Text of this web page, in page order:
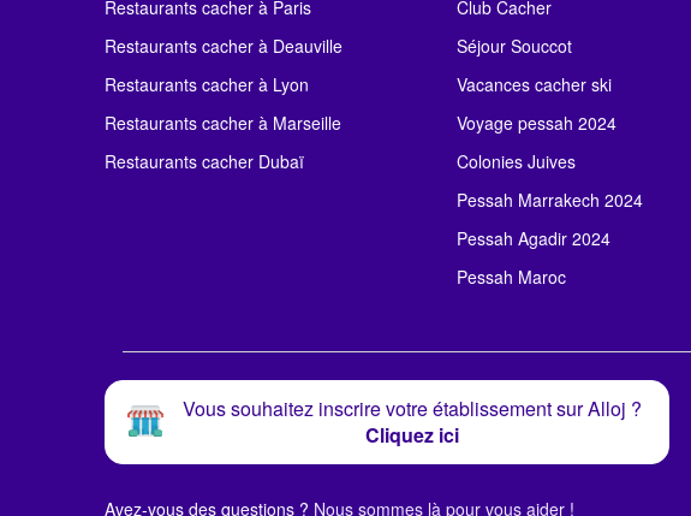
Restaurants cacher à Paris
Restaurants cacher à Deauville
Restaurants cacher à Lyon
Restaurants cacher à Marseille
Restaurants cacher Dubaï
Club Cacher
Séjour Souccot
Vacances cacher ski
Voyage pessah 2024
Colonies Juives
Pessah Marrakech 2024
Pessah Agadir 2024
Pessah Maroc
Vous souhaitez inscrire votre établissement sur Alloj ?
Cliquez ici
Avez-vous des questions ? Nous sommes là pour vous aider !